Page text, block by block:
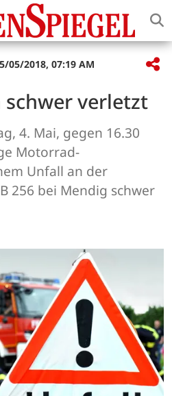
05/2018, 07:19 AM
verletzt
4. Mai, gegen 16.30
Motorrad-
Unfall an der
256 bei Mendig schwer